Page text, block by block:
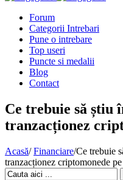
Forum
Categorii Intrebari
Pune o intrebare
Top useri
Puncte si medalii
Blog
Contact
Ce trebuie să știu
tranzacționez
Acasă/ Financiare/Ce trebuie
tranzacționez criptomonede